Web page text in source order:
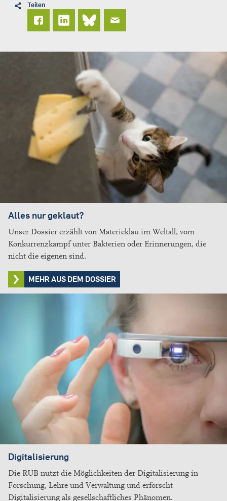
Teilen
Alles nur geklaut?
Unser Dossier erzählt von Materieklau im Weltall, vom
Konkurrenzkampf unter Bakterien oder Erinnerungen, die
nicht die eigenen sind.
MEHR AUS DEM DOSSIER
Digitalisierung
Die RUB nutzt die Möglichkeiten der Digitalisierung in
Forschung, Lehre und Verwaltung und erforscht
Digitalisierung als gesellschaftliches Phänomen.